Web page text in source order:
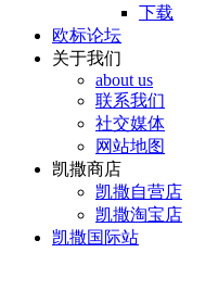
下载
欧标论坛
关于我们
about us
联系我们
社交媒体
网站地图
凯撒商店
凯撒自营店
凯撒淘宝店
凯撒国际站